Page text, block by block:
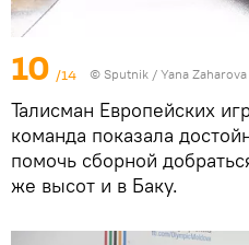
10 /14 © Sputnik / Yana Zaharova
Талисман Европейских
команда показала
помочь сборной
же высот и в Баку.